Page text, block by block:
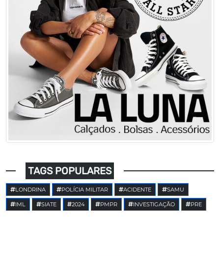
TAGS POPULARES
LONDRINA POLÍCIA MILITAR ACIDENTE SAMU
IML SIATE 2024 PMPR INVESTIGAÇÃO PRE